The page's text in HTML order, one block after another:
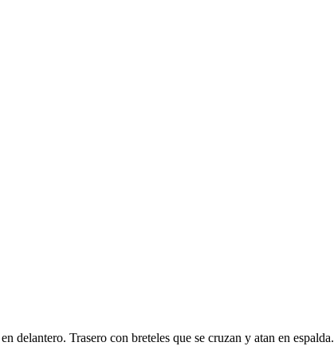
delantero. Trasero con breteles que se cruzan y atan en espalda.